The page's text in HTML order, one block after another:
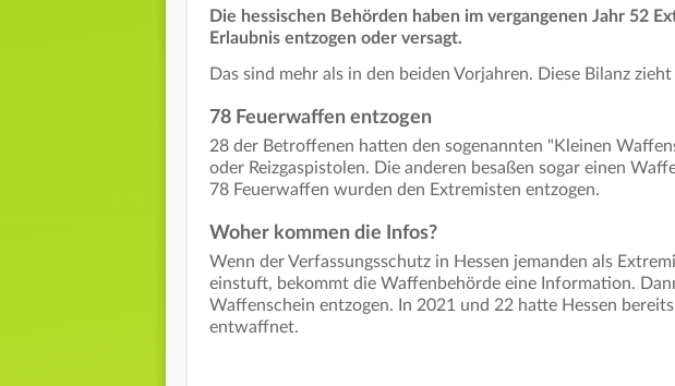
Die hessischen Behörden haben im vergangenen Jahr 52
Erlaubnis entzogen oder versagt.
Das sind mehr als in den beiden Vorjahren. Diese Bilanz
78 Feuerwaffen entzogen
28 der Betroffenen hatten den sogenannten "Kleinen
oder Reizgaspistolen. Die anderen besaßen sogar einen
78 Feuerwaffen wurden den Extremisten entzogen.
Woher kommen die Infos?
Wenn der Verfassungsschutz in Hessen jemanden als
einstuft, bekommt die Waffenbehörde eine Information.
Waffenschein entzogen. In 2021 und 22 hatte Hessen
entwaffnet.